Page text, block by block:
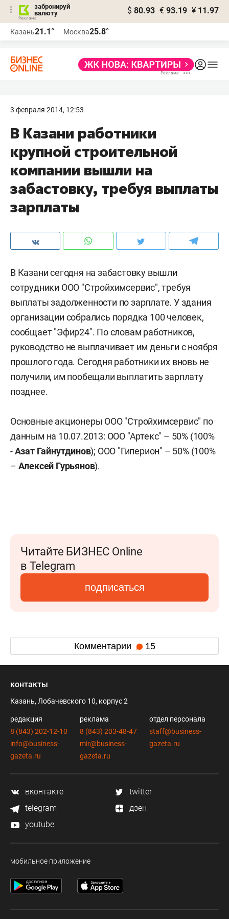
забронируй
валюту
$ 80.93 € 93.19 ¥ 11.97
Казань21.1° Москва25.8°
3 февраля 2014, 12:53
В Казани работники
крупной строительной
компании вышли на
забастовку, требуя выплаты
зарплаты
В Казани сегодня на забастовку вышли
сотрудники ООО "Стройхимсервис", требуя
выплаты задолженности по зарплате. У здания
организации собрались порядка 100 человек,
сообщает "Эфир24". По словам работников,
руководство не выплачивает им деньги с ноября
прошлого года. Сегодня работники их вновь не
получили, им пообещали выплатить зарплату
позднее.
Основные акционеры ООО "Стройхимсервис" по
данным на 10.07.2013: ООО "Артекс" – 50% (100%
-Азат Гайнутдинов); ООО "Гиперион" – 50% (100%
– Алексей Гурьянов).
Читайте БИЗНЕС Online
в Telegram
подписаться
Комментарии 15
контакты
Казань, Лобачевского 10, корпус 2
редакция
8 (843) 202-12-10
info@business-
gazeta.ru
реклама
8 (843) 203-48-47
mir@business-
gazeta.ru
отдел персонала
staff@business-
gazeta.ru
вконтакте
twitter
telegram
дзен
youtube
мобильное приложение